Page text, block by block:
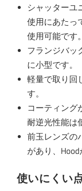
シャッターユ
使用にあたっ
使用可能です。
フランジバッ
に小型です。
軽量で取り回
す。
コーティング
耐逆光性能は
前玉レンズの
があり、Hood
使いにくい